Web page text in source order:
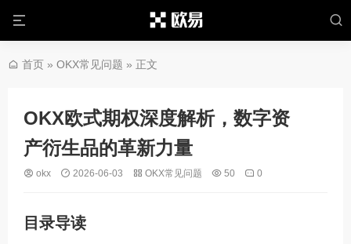
首页 » OKX常见问题 » 正文
OKX欧式期权深度解析，数字资
产衍生品的革新力量
okx 2026-06-03 OKX常见问题 50 0
目录导读